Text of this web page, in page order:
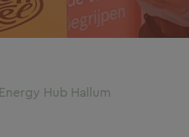
Hub Hallum